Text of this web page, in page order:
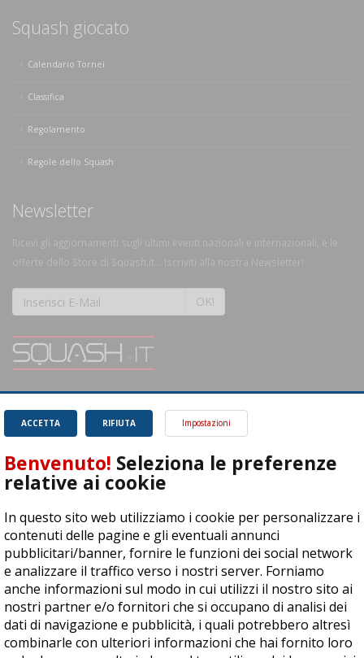
Squash giocato
Calendario Tornei
Classifica
Regolamento
Regole dello Squash
Newsletter
Ricevi gli aggiornamenti sugli ultimi eventi nazionali e internazionali, e le
offerte dello Store di Squash.it... Iscriviti alla nostra Newsletter!
OK!
magnifico sport.
Leggi
RIFIUTA
ACCETTA Impostazioni
Benvenuto! Seleziona le preferenze
relative ai cookie
In questo sito web utilizziamo i cookie per personalizzare i
contenuti delle pagine e gli eventuali annunci
pubblicitari/banner, fornire le funzioni dei social network
e analizzare il traffico verso i nostri server. Forniamo
anche informazioni sul modo in cui utilizzi il nostro sito ai
nostri partner e/o fornitori che si occupano di analisi dei
dati di navigazione e pubblicità, i quali potrebbero altresì
combinarle con ulteriori informazioni che hai fornito loro
ASD Let's Sport - Via T. Olivelli 3, 25014 Castenedolo (BS) - P. Iva:
04278030988
© Copyright 2015 | All Rights Reserved - Powered byDynDevice
Privacy Policy Cookie Policy Accessibilità Sitemap